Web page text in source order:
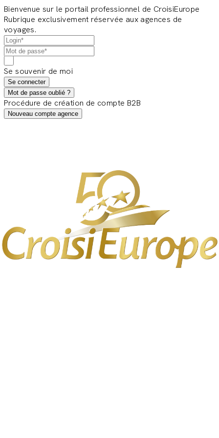
Bienvenue sur le portail professionnel de CroisiEurope
Rubrique exclusivement réservée aux agences de
voyages.
Se souvenir de moi
Se connecter
Mot de passe oublié ?
Procédure de création de compte B2B
Nouveau compte agence